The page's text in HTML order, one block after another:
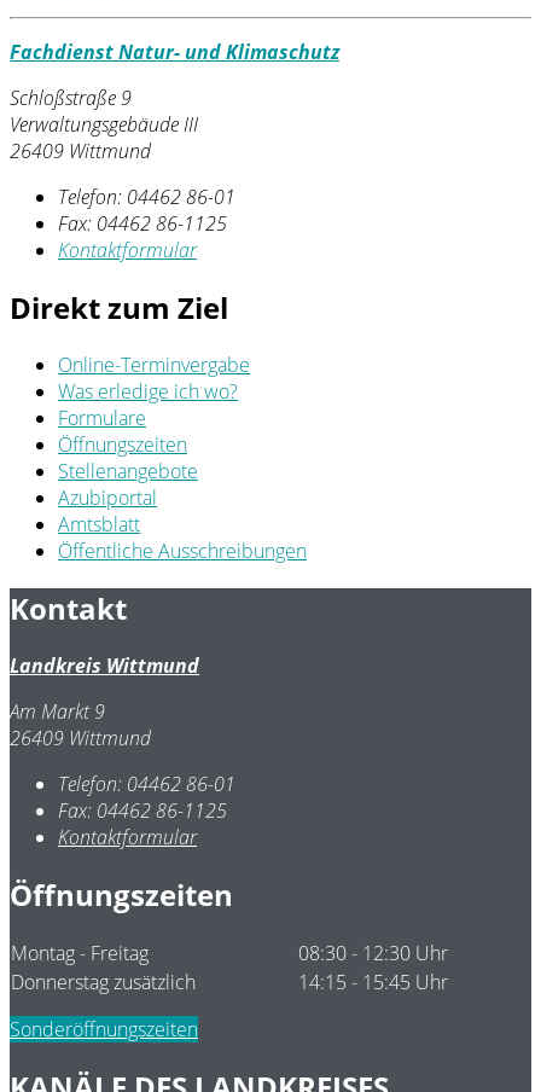
Fachdienst Natur- und Klimaschutz
Schloßstraße 9
Verwaltungsgebäude III
26409 Wittmund
Telefon: 04462 86-01
Fax: 04462 86-1125
Kontaktformular
Direkt zum Ziel
Online-Terminvergabe
Was erledige ich wo?
Formulare
Öffnungszeiten
Stellenangebote
Azubiportal
Amtsblatt
Öffentliche Ausschreibungen
Kontakt
Landkreis Wittmund
Am Markt 9
26409 Wittmund
Telefon: 04462 86-01
Fax: 04462 86-1125
Kontaktformular
Öffnungszeiten
Montag - Freitag
08:30 - 12:30 Uhr
Donnerstag zusätzlich
14:15 - 15:45 Uhr
Sonderöffnungszeiten